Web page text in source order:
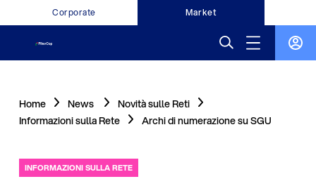
Corporate Market
Home News
Novità sulle Reti
Informazioni sulla Rete
Archi di numerazione su SGU
INFORMAZIONI SULLA RETE